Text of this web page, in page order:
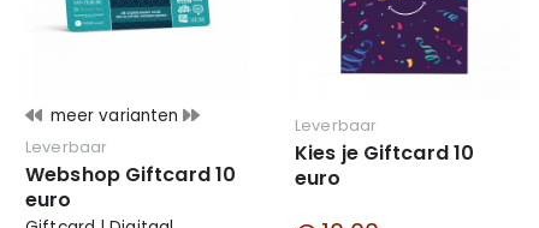
meer varianten
Leverbaar
Webshop Giftcard 10
euro
Leverbaar
Kies je Giftcard 10
euro